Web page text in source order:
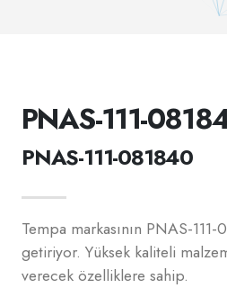
PNAS-111-
PNAS-111-081840
Tempa markasının PNAS-
getiriyor. Yüksek kaliteli
verecek özelliklere sahip.